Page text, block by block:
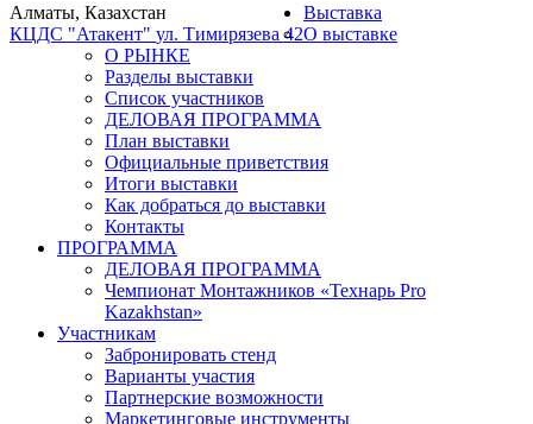
Алматы, Казахстан
КЦДС "Атакент" ул. Тимирязева 42
Выставка
О выставке
О РЫНКЕ
Разделы выставки
Список участников
ДЕЛОВАЯ ПРОГРАММА
План выставки
Официальные приветствия
Итоги выставки
Как добраться до выставки
Контакты
ПРОГРАММА
ДЕЛОВАЯ ПРОГРАММА
Чемпионат Монтажников «Технарь Pro
Kazakhstan»
Участникам
Забронировать стенд
Варианты участия
Партнерские возможности
Маркетинговые инструменты